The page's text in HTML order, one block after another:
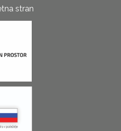
stran